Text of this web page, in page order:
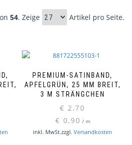
54. Zeige Artikel pro Seite.
PREMIUM-SATINBAND,
APFELGRÜN, 25 MM BREIT,
3 M STRÄNGCHEN
€ 2,70
€ 0,90 / m
inkl. MwSt.zzgl. Versandkosten